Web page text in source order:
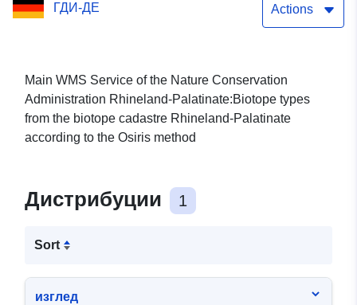
ГДИ-ДЕ Actions
Main WMS Service of the Nature Conservation
Administration Rhineland-Palatinate:Biotope types
from the biotope cadastre Rhineland-Palatinate
according to the Osiris method
Дистрибуции 1
Sort
изглед